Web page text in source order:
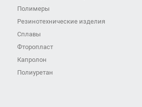
Полимеры
Резинотехнические изделия
Сплавы
Фторопласт
Капролон
Полиуретан